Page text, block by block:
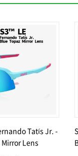
Tatís Jr. -
Lens